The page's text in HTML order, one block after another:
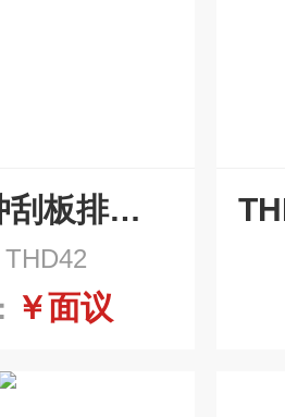
THD42反冲刮板排屑机生产 机床刮板式排削器
￥面议